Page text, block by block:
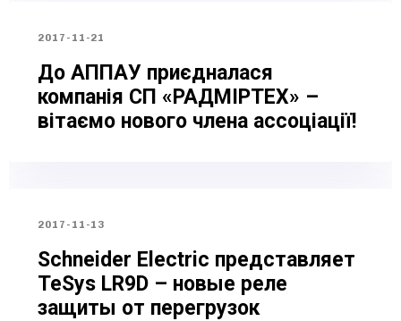
2017-11-21
До АППАУ приєдналася
компанія СП «РАДМІРТЕХ» –
вітаємо нового члена ассоціації!
2017-11-13
Schneider Electric представляет
TeSys LR9D – новые реле
защиты от перегрузок